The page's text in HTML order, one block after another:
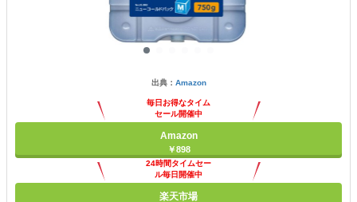
出典： Amazon
毎日お得なタイム
セール開催中
Amazon
￥898
24時間タイムセー
ル毎日開催中
楽天市場